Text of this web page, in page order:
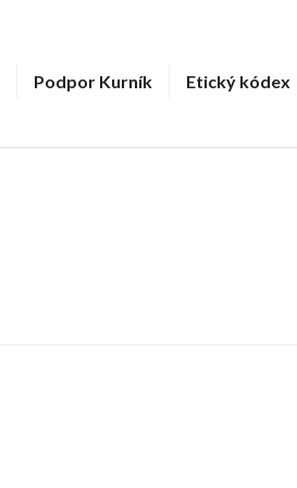
Podpor Kurník
Etický kódex